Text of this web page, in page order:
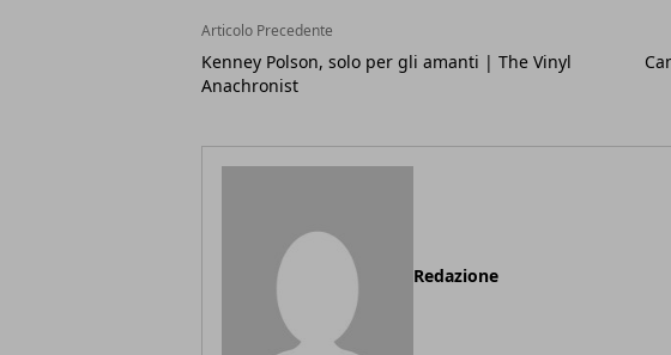
Articolo Precedente
Kenney Polson, solo per gli amanti | The Vinyl
Anachronist
Redazione